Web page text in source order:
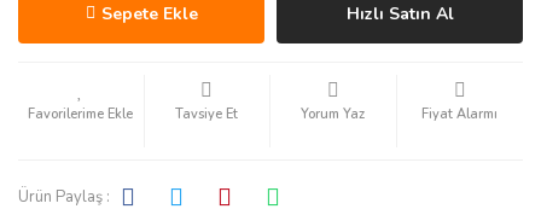
Sepete Ekle Hızlı Satın Al
Tavsiye Et Yorum Yaz Fiyat Alarmı
Ürün Paylaş :